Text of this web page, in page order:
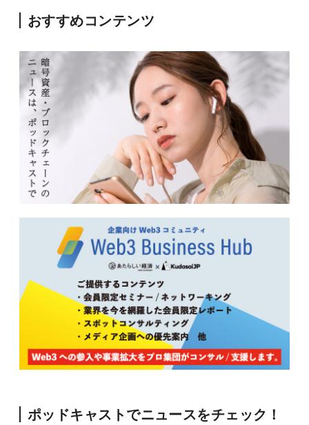
おすすめコンテンツ
ポッドキャストでニュースをチェック！